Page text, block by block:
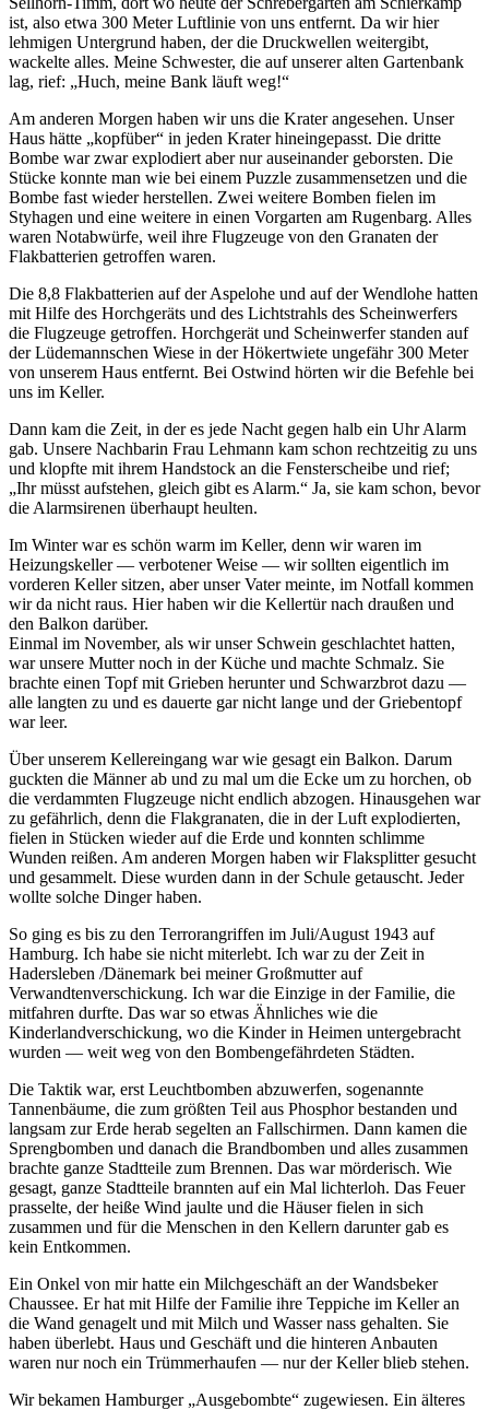
ist, also etwa 300 Meter Luftlinie von uns entfernt. Da wir hier
lehmigen Untergrund haben, der die Druckwellen weitergibt,
wackelte alles. Meine Schwester, die auf unserer alten Gartenbank
lag, rief:
Huch, meine Bank läuft weg!
Am anderen Morgen haben wir uns die Krater angesehen. Unser
Haus hätte
kopfüber
in jeden Krater hineingepasst. Die dritte
Bombe war zwar explodiert aber nur auseinander geborsten. Die
Stücke konnte man wie bei einem Puzzle zusammensetzen und die
Bombe fast wieder herstellen. Zwei weitere Bomben fielen im
Styhagen und eine weitere in einen Vorgarten am Rugenbarg. Alles
waren Notabwürfe, weil ihre Flugzeuge von den Granaten der
Flakbatterien getroffen waren.
Die 8,8 Flakbatterien auf der Aspelohe und auf der Wendlohe hatten
mit Hilfe des Horchgeräts und des Lichtstrahls des Scheinwerfers
die Flugzeuge getroffen. Horchgerät und Scheinwerfer standen auf
der Lüdemannschen Wiese in der Hökertwiete ungefähr 300 Meter
von unserem Haus entfernt. Bei Ostwind hörten wir die Befehle bei
uns im Keller.
Dann kam die Zeit, in der es jede Nacht gegen halb ein Uhr Alarm
gab. Unsere Nachbarin Frau Lehmann kam schon rechtzeitig zu uns
und klopfte mit ihrem Handstock an die Fensterscheibe und rief;
Ihr müsst aufstehen, gleich gibt es Alarm.
Ja, sie kam schon, bevor
die Alarmsirenen überhaupt heulten.
Im Winter war es schön warm im Keller, denn wir waren im
Heizungskeller — verbotener Weise — wir sollten eigentlich im
vorderen Keller sitzen, aber unser Vater meinte, im Notfall kommen
wir da nicht raus. Hier haben wir die Kellertür nach draußen und
den Balkon darüber.
Einmal im November, als wir unser Schwein geschlachtet hatten,
war unsere Mutter noch in der Küche und machte Schmalz. Sie
brachte einen Topf mit Grieben herunter und Schwarzbrot dazu —
alle langten zu und es dauerte gar nicht lange und der Griebentopf
war leer.
Über unserem Kellereingang war wie gesagt ein Balkon. Darum
guckten die Männer ab und zu mal um die Ecke um zu horchen, ob
die verdammten Flugzeuge nicht endlich abzogen. Hinausgehen war
zu gefährlich, denn die Flakgranaten, die in der Luft explodierten,
fielen in Stücken wieder auf die Erde und konnten schlimme
Wunden reißen. Am anderen Morgen haben wir Flaksplitter gesucht
und gesammelt. Diese wurden dann in der Schule getauscht. Jeder
wollte solche Dinger haben.
So ging es bis zu den Terrorangriffen im Juli/August 1943 auf
Hamburg. Ich habe sie nicht miterlebt. Ich war zu der Zeit in
Hadersleben /Dänemark bei meiner Großmutter auf
Verwandtenverschickung. Ich war die Einzige in der Familie, die
mitfahren durfte. Das war so etwas Ähnliches wie die
Kinderlandverschickung, wo die Kinder in Heimen untergebracht
wurden — weit weg von den Bombengefährdeten Städten.
Die Taktik war, erst Leuchtbomben abzuwerfen, sogenannte
Tannenbäume, die zum größten Teil aus Phosphor bestanden und
langsam zur Erde herab segelten an Fallschirmen. Dann kamen die
Sprengbomben und danach die Brandbomben und alles zusammen
brachte ganze Stadtteile zum Brennen. Das war mörderisch. Wie
gesagt, ganze Stadtteile brannten auf ein Mal lichterloh. Das Feuer
prasselte, der heiße Wind jaulte und die Häuser fielen in sich
zusammen und für die Menschen in den Kellern darunter gab es
kein Entkommen.
Ein Onkel von mir hatte ein Milchgeschäft an der Wandsbeker
Chaussee. Er hat mit Hilfe der Familie ihre Teppiche im Keller an
die Wand genagelt und mit Milch und Wasser nass gehalten. Sie
haben überlebt. Haus und Geschäft und die hinteren Anbauten
waren nur noch ein Trümmerhaufen — nur der Keller blieb stehen.
Wir bekamen Hamburger
Ausgebombte
zugewiesen. Ein älteres